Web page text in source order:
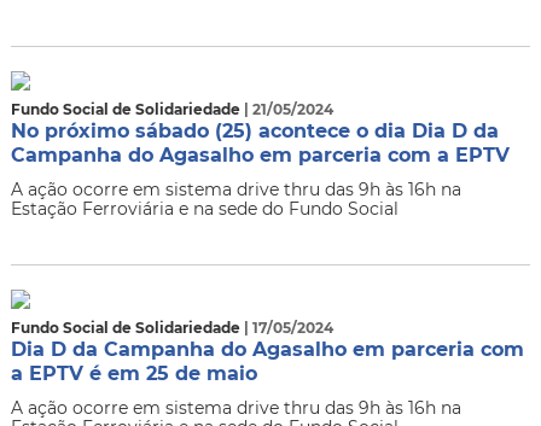
Fundo Social de Solidariedade | 21/05/2024
No próximo sábado (25) acontece o dia Dia D da
Campanha do Agasalho em parceria com a EPTV
A ação ocorre em sistema drive thru das 9h às 16h na
Estação Ferroviária e na sede do Fundo Social
Fundo Social de Solidariedade | 17/05/2024
Dia D da Campanha do Agasalho em parceria com
a EPTV é em 25 de maio
A ação ocorre em sistema drive thru das 9h às 16h na